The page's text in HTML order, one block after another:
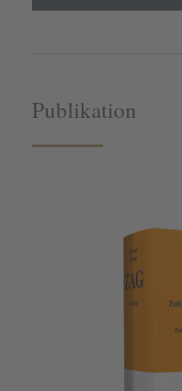
Publikation